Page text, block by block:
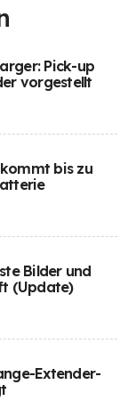
Pick-up
vorgestellt
bis zu
Bilder und
(Update)
Extender-